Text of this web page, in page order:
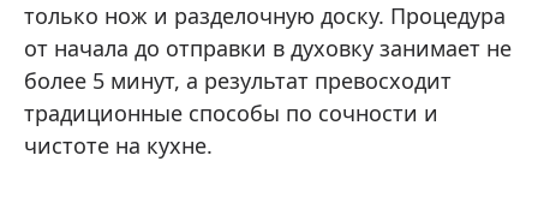
только нож и разделочную доску. Процедура
от начала до отправки в духовку занимает не
более 5 минут, а результат превосходит
традиционные способы по сочности и
чистоте на кухне.